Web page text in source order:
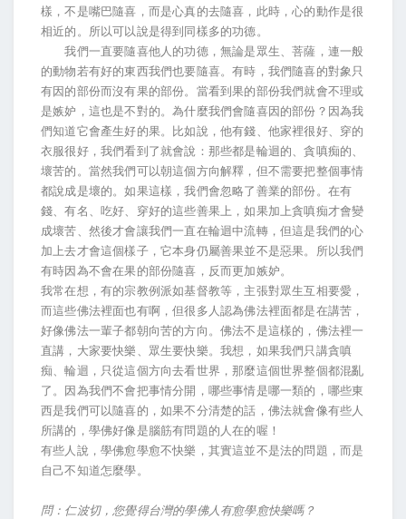
樣，不是嘴巴隨喜，而是心真的去隨喜，此時，心的動作是很
相近的。所以可以說是得到同樣多的功德。
我們一直要隨喜他人的功德，無論是眾生、菩薩，連一般
的動物若有好的東西我們也要隨喜。有時，我們隨喜的對象只
有因的部份而沒有果的部份。當看到果的部份我們就會不理或
是嫉妒，這也是不對的。為什麼我們會隨喜因的部份？因為我
們知道它會產生好的果。比如說，他有錢、他家裡很好、穿的
衣服很好，我們看到了就會說：那些都是輪迴的、貪嗔痴的、
壞苦的。當然我們可以朝這個方向解釋，但不需要把整個事情
都說成是壞的。如果這樣，我們會忽略了善業的部份。在有
錢、有名、吃好、穿好的這些善果上，如果加上貪嗔痴才會變
成壞苦、然後才會讓我們一直在輪迴中流轉，但這是我們的心
加上去才會這個樣子，它本身仍屬善果並不是惡果。所以我們
有時因為不會在果的部份隨喜，反而更加嫉妒。
我常在想，有的宗教例派如基督教等，主張對眾生互相要愛，
而這些佛法裡面也有啊，但很多人認為佛法裡面都是在講苦，
好像佛法一輩子都朝向苦的方向。佛法不是這樣的，佛法裡一
直講，大家要快樂、眾生要快樂。我想，如果我們只講貪嗔
痴、輪迴，只從這個方向去看世界，那麼這個世界整個都混亂
了。因為我們不會把事情分開，哪些事情是哪一類的，哪些東
西是我們可以隨喜的，如果不分清楚的話，佛法就會像有些人
所講的，學佛好像是腦筋有問題的人在的喔！
有些人說，學佛愈學愈不快樂，其實這並不是法的問題，而是
自己不知道怎麼學。
問：仁波切，您覺得台灣的學佛人有愈學愈快樂嗎？